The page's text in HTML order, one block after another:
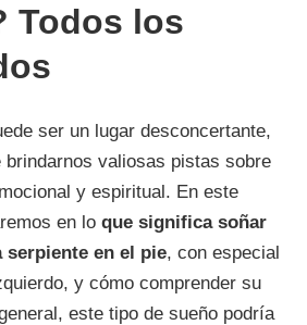
Todos los
ser un lugar desconcertante,
brindarnos valiosas pistas sobre
y espiritual. En este
en lo que significa soñar
serpiente en el pie, con especial
y cómo comprender su
este tipo de sueño podría